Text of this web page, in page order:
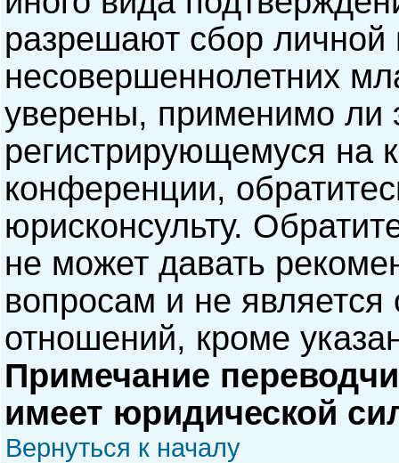
разрешают сбор
несовершеннолетних
уверены, применимо ли
регистрирующемуся на
конференции,
юрисконсульту.
не может давать
вопросам и не
отношений, кроме
Примечание
имеет юридической
Вернуться к началу